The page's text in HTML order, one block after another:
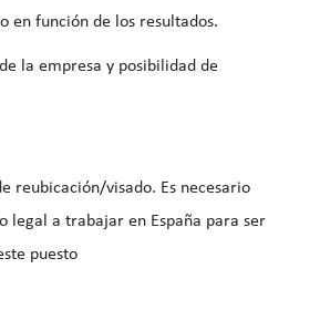
en función de los resultados.
la empresa y posibilidad de
reubicación/visado. Es necesario
legal a trabajar en España para ser
puesto